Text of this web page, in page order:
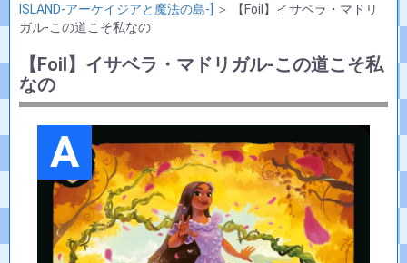
ISLAND-アーケイジアと魔法の島-]
＞
【Foil】イサベラ・マドリ
ガル-この道こそ私なの
【Foil】イサベラ・マドリガル-この道こそ私
なの
A